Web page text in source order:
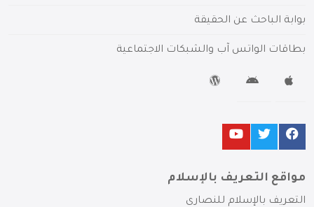
بوابة الباحث عن الحقيقة
بطاقات الواتس آب والشبكات الاجتماعية
مواقع التعريف بالإسلام
التعريف بالإسلام للنصارى